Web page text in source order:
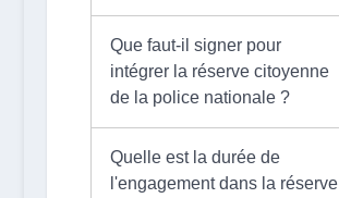
Que faut-il signer pour
intégrer la réserve citoyenne
de la police nationale ?
Quelle est la durée de
l'engagement dans la réserve